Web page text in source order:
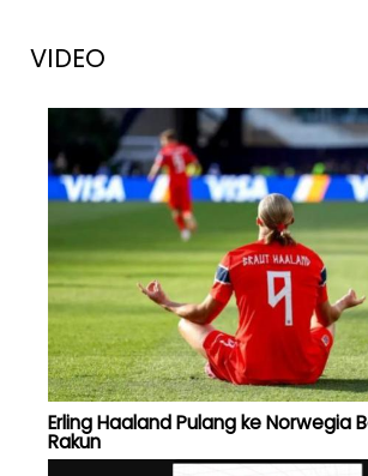
VIDEO
Erling Haaland Pulang ke Norwegia
Rakun